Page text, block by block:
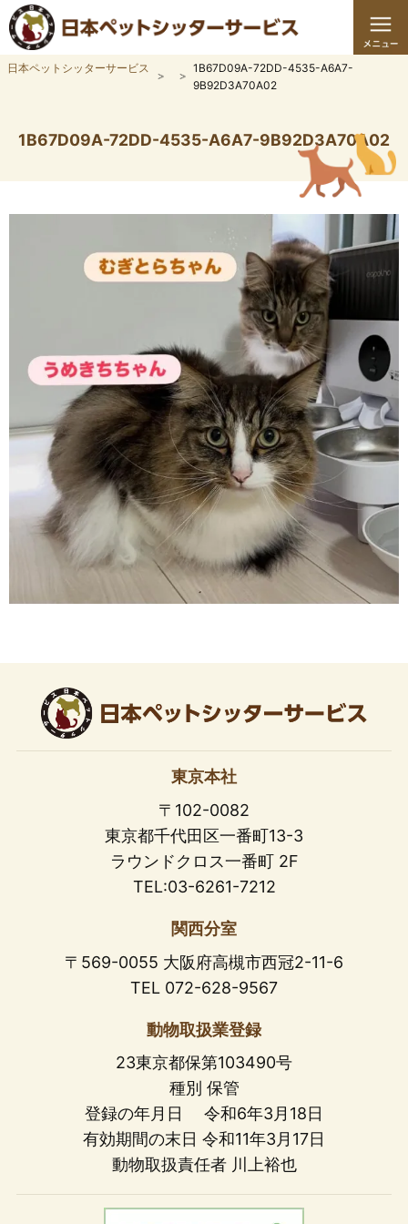
日本ペットシッターサービス
1B67D09A-72DD-4535-A6A7-
9B92D3A70A02
1B67D09A-72DD-4535-A6A7-9B92D3A70A02
東京本社
〒102-0082
東京都千代田区一番町13-3
ラウンドクロス一番町 2F
TEL:03-6261-7212
関西分室
〒569-0055 大阪府高槻市西冠2-11-6
TEL 072-628-9567
動物取扱業登録
23東京都保第103490号
種別 保管
登録の年月日 令和6年3月18日
有効期間の末日 令和11年3月17日
動物取扱責任者 川上裕也